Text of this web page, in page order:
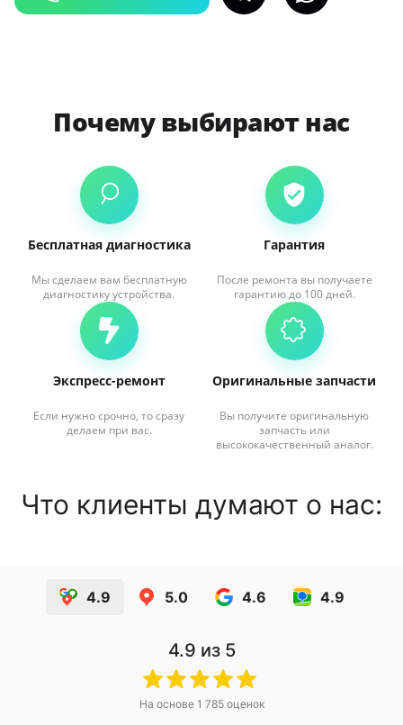
Почему выбирают нас
Бесплатная диагностика
Мы сделаем вам бесплатную
диагностику устройства.
Гарантия
После ремонта вы получаете
гарантию до 100 дней.
Экспресс-ремонт
Если нужно срочно, то сразу
делаем при вас.
Оригинальные запчасти
Вы получите оригинальную
запчасть или
высококачественный аналог.
Что клиенты думают о нас:
4.9 5.0 4.6 4.9
4.9 из 5
На основе 1 785оценок